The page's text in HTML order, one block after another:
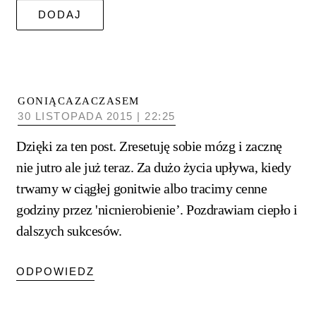
GONIĄCAZACZASEM
30 LISTOPADA 2015 | 22:25
Dzięki za ten post. Zresetuję sobie mózg i zacznę
nie jutro ale już teraz. Za dużo życia upływa, kiedy
trwamy w ciągłej gonitwie albo tracimy cenne
godziny przez 'nicnierobienie’. Pozdrawiam ciepło i
dalszych sukcesów.
ODPOWIEDZ